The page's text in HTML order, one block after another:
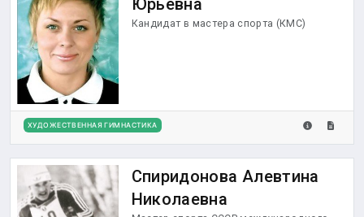
Кандидат в мастера спорта (КМС)
ХУДОЖЕСТВЕННАЯ ГИМНАСТИКА
Спиридонова Алевтина
Николаевна